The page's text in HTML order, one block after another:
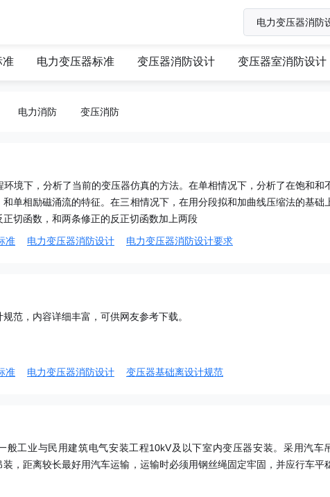
准 电力变压器标准 变压器消防设计 变压器室消防设计
电力消防 变压消防
境下，分析了当前的变压器仿真的方法。在单相情况下，分析了在饱和和
单相励磁涌流的特征。在三相情况下，在用分段拟和加曲线压缩法的基础
切函数，和两条修正的反正切函数加上两段
准 电力变压器消防设计 电力变压器消防设计要求
范，内容详细丰富，可供网友参考下载。
准 电力变压器消防设计 变压器基础离设计规范
般工业与民用建筑电气安装工程10kV及以下室内变压器安装。采用汽车
，距离较长最好用汽车运输，运输时必须用钢丝绳固定牢固，并应行车平